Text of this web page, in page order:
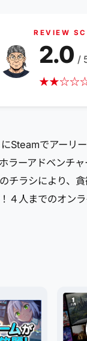
REVIEW
★★☆☆
2.0 /
Steamでアーリ
ラーアドベンチ
チラシにより、
４人までのオン